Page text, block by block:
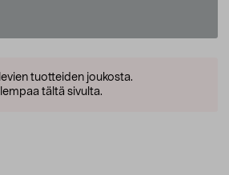
tuotteiden joukosta.
tältä sivulta.